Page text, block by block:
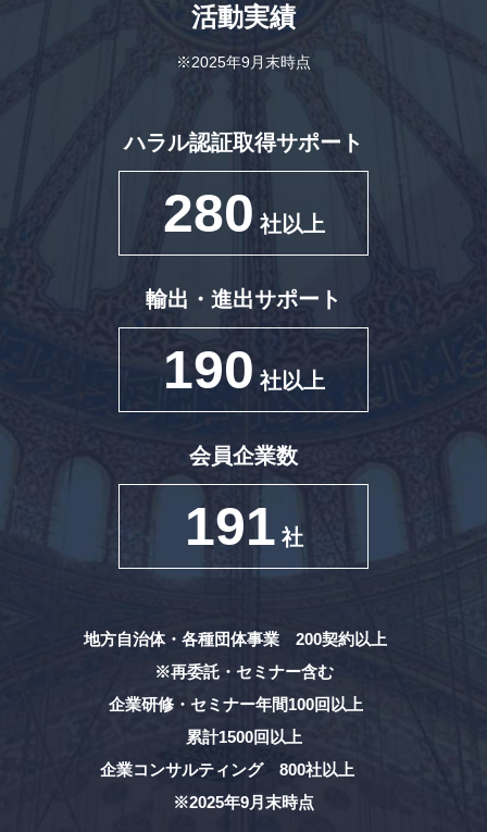
活動実績
※2025年9月末時点
ハラル認証取得サポート
280 社以上
輸出・進出サポート
190 社以上
会員企業数
191 社
地方自治体・各種団体事業 200契約以上
※再委託・セミナー含む
企業研修・セミナー年間100回以上
累計1500回以上
企業コンサルティング 800社以上
※2025年9月末時点